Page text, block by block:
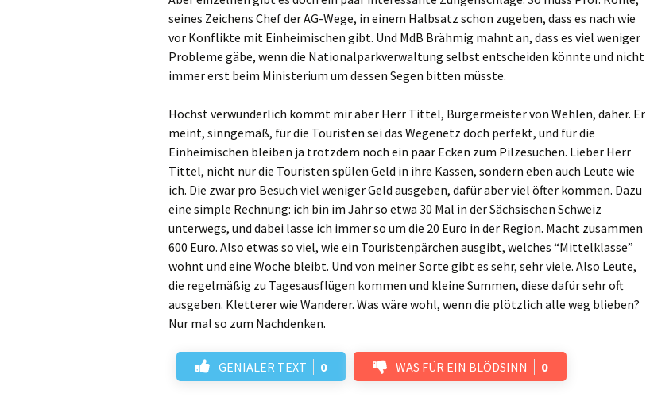
seines Zeichens Chef der AG-Wege, in einem Halbsatz schon zugeben, dass es nach wie
vor Konflikte mit Einheimischen gibt. Und MdB Brähmig mahnt an, dass es viel weniger
Probleme gäbe, wenn die Nationalparkverwaltung selbst entscheiden könnte und nicht
immer erst beim Ministerium um dessen Segen bitten müsste.
Höchst verwunderlich kommt mir aber Herr Tittel, Bürgermeister von Wehlen, daher. Er
meint, sinngemäß, für die Touristen sei das Wegenetz doch perfekt, und für die
Einheimischen bleiben ja trotzdem noch ein paar Ecken zum Pilzesuchen. Lieber Herr
Tittel, nicht nur die Touristen spülen Geld in ihre Kassen, sondern eben auch Leute wie
ich. Die zwar pro Besuch viel weniger Geld ausgeben, dafür aber viel öfter kommen. Dazu
eine simple Rechnung: ich bin im Jahr so etwa 30 Mal in der Sächsischen Schweiz
unterwegs, und dabei lasse ich immer so um die 20 Euro in der Region. Macht zusammen
600 Euro. Also etwas so viel, wie ein Touristenpärchen ausgibt, welches “Mittelklasse”
wohnt und eine Woche bleibt. Und von meiner Sorte gibt es sehr, sehr viele. Also Leute,
die regelmäßig zu Tagesausflügen kommen und kleine Summen, diese dafür sehr oft
ausgeben. Kletterer wie Wanderer. Was wäre wohl, wenn die plötzlich alle weg blieben?
Nur mal so zum Nachdenken.
GENIALER TEXT 0 WAS FÜR EIN BLÖDSINN 0